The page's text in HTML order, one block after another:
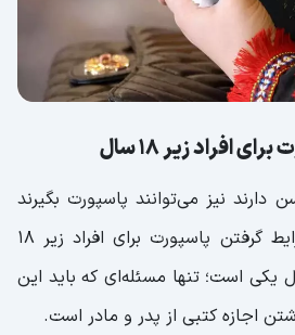
افراد زیر 18 سال
زیر 18 سال سن دارند نیز می‌توانند پاسپورت بگیرند
اما لازم است بدانید شرایط گرفتن پاسپورت برای افراد زیر 18
افراد بالای 18 سال یکی است؛ تنها مسئله‌ای که باید این
اجازه کتبی از پدر و مادر است.